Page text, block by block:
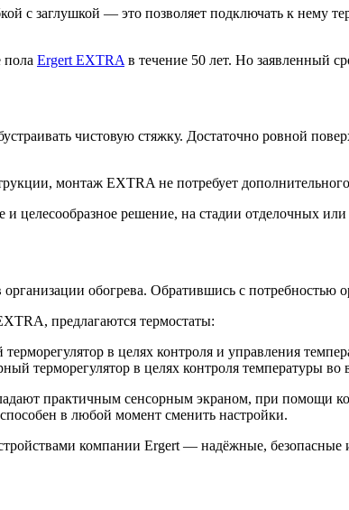
с заглушкой — это позволяет подключать к нему
пола Ergert EXTRA в течение 50 лет. Но заявленный
чистовую стяжку. Достаточно ровной
монтаж EXTRA не потребует
целесообразное решение, на стадии отделочных или
обогрева. Обратившись с потребностью
предлагаются термостаты:
в целях контроля и управления
терморегулятор в целях контроля температуры во
практичным сенсорным экраном, при помощи
в любой момент сменить настройки.
компании Ergert — надёжные, безопасные